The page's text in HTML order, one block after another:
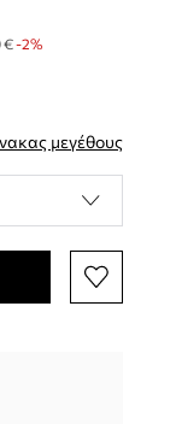
€ -2%
μεγέθους